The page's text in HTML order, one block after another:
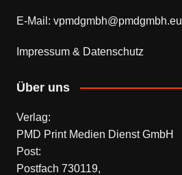
E-Mail: vpmdgmbh@pmdgmbh.eu
Impressum & Datenschutz
Über uns
Verlag:
PMD Print Medien Dienst GmbH
Post:
Postfach 730119,